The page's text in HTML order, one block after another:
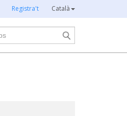
Registra't Català